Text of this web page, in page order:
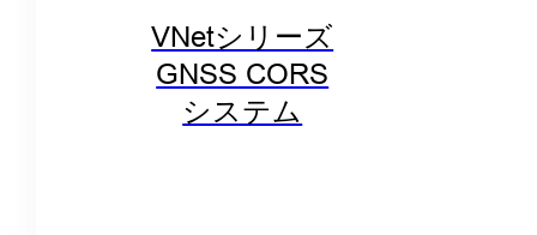
VNetシリーズ
GNSS CORS
システム